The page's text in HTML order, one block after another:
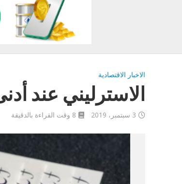
الاخبار الاقتصادية
الاسترليني عند أدنى
3 سبتمبر، 2019 8 وقت القراءة بالدقيقة